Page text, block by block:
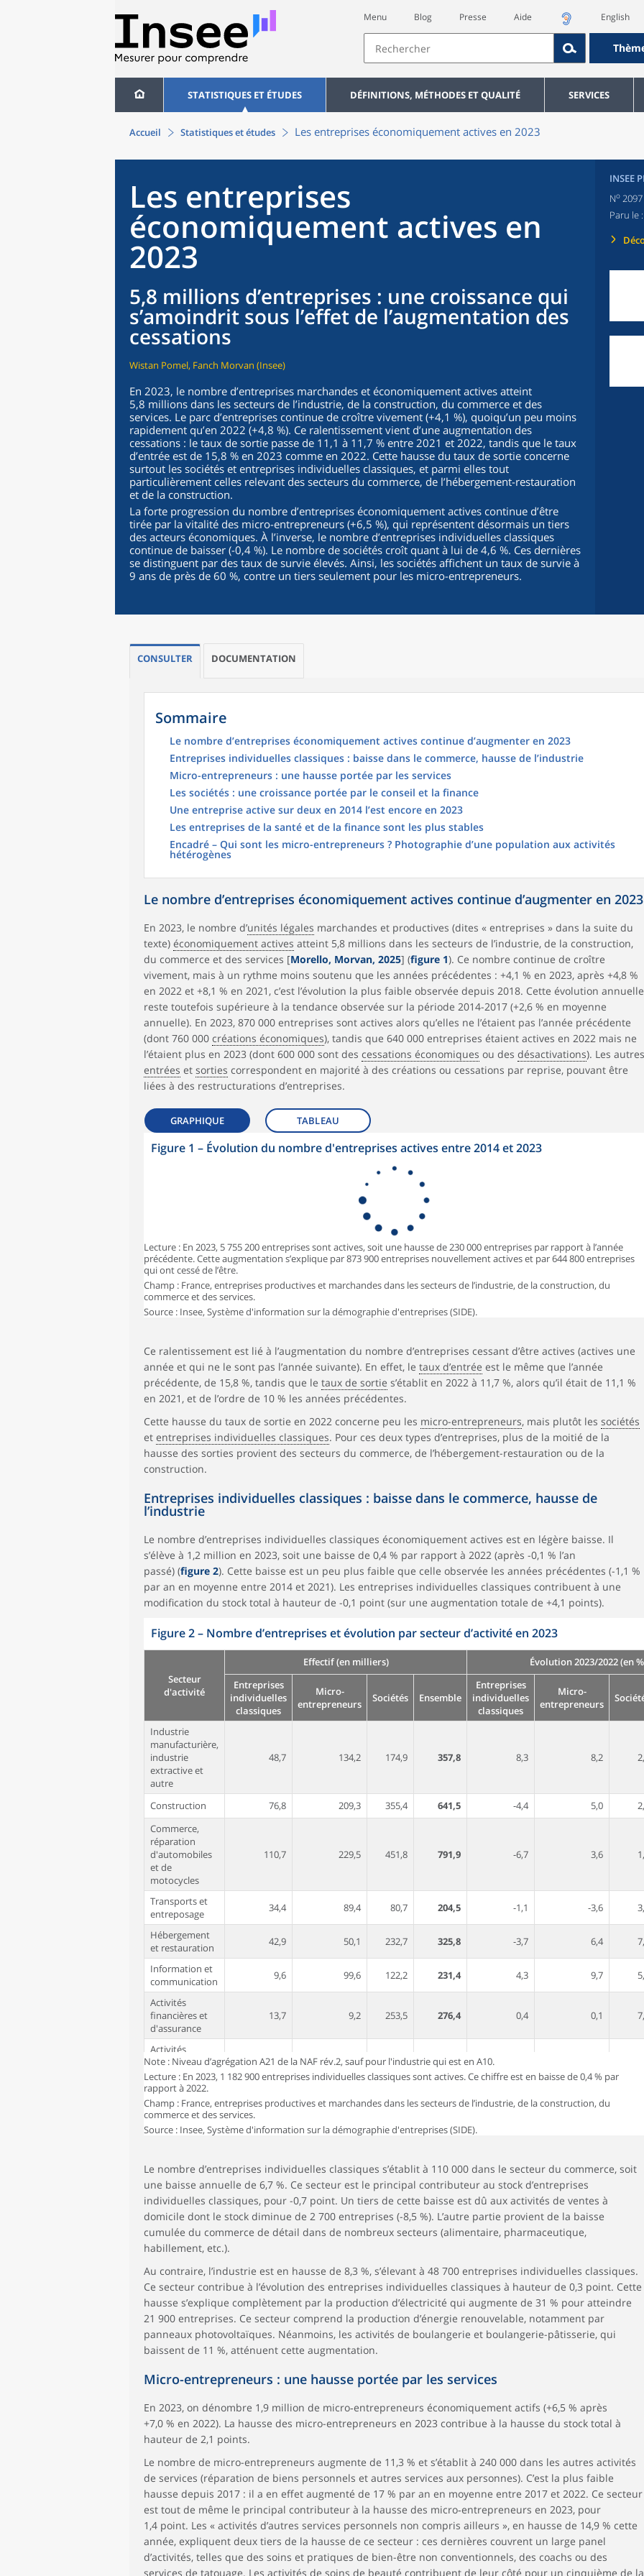
Menu Blog Presse Aide English
STATISTIQUES ET ÉTUDES DÉFINITIONS, MÉTHODES ET QUALITÉ SERVICES
Accueil Statistiques et études Les entreprises économiquement actives en 2023
Les entreprises
économiquement actives en
2023
5,8 millions d’entreprises : une croissance qui
s’amoindrit sous l’effet de l’augmentation des
cessations
Wistan Pomel, Fanch Morvan (Insee)
En 2023, le nombre d’entreprises marchandes et économiquement actives atteint
5,8 millions dans les secteurs de l’industrie, de la construction, du commerce et des
services. Le parc d’entreprises continue de croître vivement (+4,1 %), quoiqu’un peu moins
rapidement qu’en 2022 (+4,8 %). Ce ralentissement vient d’une augmentation des
cessations : le taux de sortie passe de 11,1 à 11,7 % entre 2021 et 2022, tandis que le taux
d’entrée est de 15,8 % en 2023 comme en 2022. Cette hausse du taux de sortie concerne
surtout les sociétés et entreprises individuelles classiques, et parmi elles tout
particulièrement celles relevant des secteurs du commerce, de l’hébergement-restauration
et de la construction.
La forte progression du nombre d’entreprises économiquement actives continue d’être
tirée par la vitalité des micro-entrepreneurs (+6,5 %), qui représentent désormais un tiers
des acteurs économiques. À l’inverse, le nombre d’entreprises individuelles classiques
continue de baisser (-0,4 %). Le nombre de sociétés croît quant à lui de 4,6 %. Ces dernières
se distinguent par des taux de survie élevés. Ainsi, les sociétés affichent un taux de survie à
9 ans de près de 60 %, contre un tiers seulement pour les micro-entrepreneurs.
INSEE
No 2097
Paru le
CONSULTER DOCUMENTATION
Sommaire
Le nombre d’entreprises économiquement actives continue d’augmenter en 2023
Entreprises individuelles classiques : baisse dans le commerce, hausse de l’industrie
Micro-entrepreneurs : une hausse portée par les services
Les sociétés : une croissance portée par le conseil et la finance
Une entreprise active sur deux en 2014 l’est encore en 2023
Les entreprises de la santé et de la finance sont les plus stables
Encadré – Qui sont les micro-entrepreneurs ? Photographie d’une population aux activités
hétérogènes
Le nombre d’entreprises économiquement actives continue d’augmenter en 2023
En 2023, le nombre d’unités légales marchandes et productives (dites « entreprises » dans la suite du
texte) économiquement actives atteint 5,8 millions dans les secteurs de l’industrie, de la construction,
du commerce et des services [Morello, Morvan, 2025] (figure 1). Ce nombre continue de croître
vivement, mais à un rythme moins soutenu que les années précédentes : +4,1 % en 2023, après +4,8 %
en 2022 et +8,1 % en 2021, c’est l’évolution la plus faible observée depuis 2018. Cette évolution annuelle
reste toutefois supérieure à la tendance observée sur la période 2014-2017 (+2,6 % en moyenne
annuelle). En 2023, 870 000 entreprises sont actives alors qu’elles ne l’étaient pas l’année précédente
(dont 760 000 créations économiques), tandis que 640 000 entreprises étaient actives en 2022 mais ne
l’étaient plus en 2023 (dont 600 000 sont des cessations économiques ou des désactivations). Les autres
entrées et sorties correspondent en majorité à des créations ou cessations par reprise, pouvant être
liées à des restructurations d’entreprises.
GRAPHIQUE TABLEAU
Figure 1 – Évolution du nombre d'entreprises actives entre 2014 et 2023
Lecture : En 2023, 5 755 200 entreprises sont actives, soit une hausse de 230 000 entreprises par rapport à l’année
précédente. Cette augmentation s’explique par 873 900 entreprises nouvellement actives et par 644 800 entreprises
qui ont cessé de l’être.
Champ : France, entreprises productives et marchandes dans les secteurs de l’industrie, de la construction, du
commerce et des services.
Source : Insee, Système d'information sur la démographie d'entreprises (SIDE).
Ce ralentissement est lié à l’augmentation du nombre d’entreprises cessant d’être actives (actives une
année et qui ne le sont pas l’année suivante). En effet, le taux d’entrée est le même que l’année
précédente, de 15,8 %, tandis que le taux de sortie s’établit en 2022 à 11,7 %, alors qu’il était de 11,1 %
en 2021, et de l’ordre de 10 % les années précédentes.
Cette hausse du taux de sortie en 2022 concerne peu les micro-entrepreneurs, mais plutôt les sociétés
et entreprises individuelles classiques. Pour ces deux types d’entreprises, plus de la moitié de la
hausse des sorties provient des secteurs du commerce, de l’hébergement-restauration ou de la
construction.
Entreprises individuelles classiques : baisse dans le commerce, hausse de
l’industrie
Le nombre d’entreprises individuelles classiques économiquement actives est en légère baisse. Il
s’élève à 1,2 million en 2023, soit une baisse de 0,4 % par rapport à 2022 (après -0,1 % l’an
passé) (figure 2). Cette baisse est un peu plus faible que celle observée les années précédentes (-1,1 %
par an en moyenne entre 2014 et 2021). Les entreprises individuelles classiques contribuent à une
modification du stock total à hauteur de -0,1 point (sur une augmentation totale de +4,1 points).
Figure 2 – Nombre d’entreprises et évolution par secteur d’activité en 2023
Secteur
d'activité
Effectif (en milliers)
Évolution 2023/2022 (en
Entreprises
individuelles
classiques
Micro-
entrepreneurs
Sociétés Ensemble
Entreprises
individuelles
classiques
Micro-
entrepreneurs
Industrie
manufacturière,
industrie
extractive et
autre
48,7 134,2 174,9 357,8 8,3 8,2
Construction 76,8 209,3 355,4 641,5 -4,4 5,0
Commerce,
réparation
d'automobiles
et de
motocycles
110,7 229,5 451,8 791,9 -6,7 3,6
Transports et
entreposage
34,4 89,4 80,7 204,5 -1,1 -3,6
Hébergement
et restauration
42,9 50,1 232,7 325,8 -3,7 6,4
Information et
communication
9,6 99,6 122,2 231,4 4,3 9,7
Activités
financières et
d'assurance
13,7 9,2 253,5 276,4 0,4 0,1
Activités
immobilières
102,7 220,0 362,8
Activités
spécialisées,
scientifiques et
techniques
115,7 293,0 374,7 783,4 2,3 2,8
administratifs
et de soutien
27,3 158,7 174,1
Enseignement 28,9 167,9 45,1 241,9 -1,0 8,8
Santé humaine
et action sociale
433,5 97,0 62,6 593,1 0,7
et activités
récréatives
89,2 85,0 32,0 206,1 4,6 8,7
Autres activités
de services
48,7 241,9 87,8 378,4 -2,8 11,3
Ensemble 1 182,9 1 904,8 2 667,5 5 755,2 -0,4 6,5
Note : Niveau d’agrégation A21 de la NAF rév.2, sauf pour l'industrie qui est en A10.
Lecture : En 2023, 1 182 900 entreprises individuelles classiques sont actives. Ce chiffre est en baisse de 0,4 % par
rapport à 2022.
Champ : France, entreprises productives et marchandes dans les secteurs de l’industrie, de la construction, du
commerce et des services.
Source : Insee, Système d'information sur la démographie d'entreprises (SIDE).
Le nombre d’entreprises individuelles classiques s’établit à 110 000 dans le secteur du commerce, soit
une baisse annuelle de 6,7 %. Ce secteur est le principal contributeur au stock d’entreprises
individuelles classiques, pour -0,7 point. Un tiers de cette baisse est dû aux activités de ventes à
domicile dont le stock diminue de 2 700 entreprises (-8,5 %). L’autre partie provient de la baisse
cumulée du commerce de détail dans de nombreux secteurs (alimentaire, pharmaceutique,
habillement, etc.).
Au contraire, l’industrie est en hausse de 8,3 %, s’élevant à 48 700 entreprises individuelles classiques.
Ce secteur contribue à l’évolution des entreprises individuelles classiques à hauteur de 0,3 point. Cette
hausse s’explique complètement par la production d’électricité qui augmente de 31 % pour atteindre
21 900 entreprises. Ce secteur comprend la production d’énergie renouvelable, notamment par
panneaux photovoltaïques. Néanmoins, les activités de boulangerie et boulangerie-pâtisserie, qui
baissent de 11 %, atténuent cette augmentation.
Micro-entrepreneurs : une hausse portée par les services
En 2023, on dénombre 1,9 million de micro‑entrepreneurs économiquement actifs (+6,5 % après
+7,0 % en 2022). La hausse des micro-entrepreneurs en 2023 contribue à la hausse du stock total à
hauteur de 2,1 points.
Le nombre de micro-entrepreneurs augmente de 11,3 % et s’établit à 240 000 dans les autres activités
de services (réparation de biens personnels et autres services aux personnes). C’est la plus faible
hausse depuis 2017 : il a en effet augmenté de 17 % par an en moyenne entre 2017 et 2022. Ce secteur
est tout de même le principal contributeur à la hausse des micro‑entrepreneurs en 2023, pour
1,4 point. Les « activités d’autres services personnels non compris ailleurs », en hausse de 14,9 % cette
année, expliquent deux tiers de la hausse de ce secteur : ces dernières couvrent un large panel
d’activités, telles que des soins et pratiques de bien-être non conventionnels, des coachs ou des
services de tatouage. Les activités de soins de beauté contribuent de leur côté pour un cinquième de la